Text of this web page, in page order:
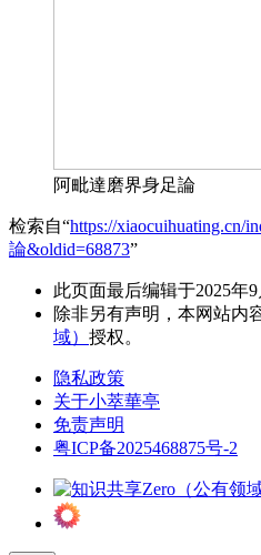
阿毗達磨界身足論
检索自“https://xiaocuihuating.cn/
論&oldid=68873”
此页面最后编辑于2025年9
除非另有声明，本网站内
域） 授权。
隐私政策
关于小萃華亭
免责声明
粤ICP备2025468875号-2